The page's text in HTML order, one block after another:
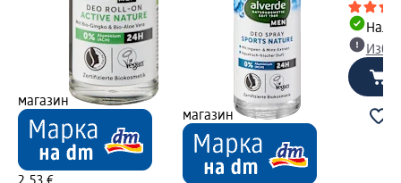
магазин
магазин